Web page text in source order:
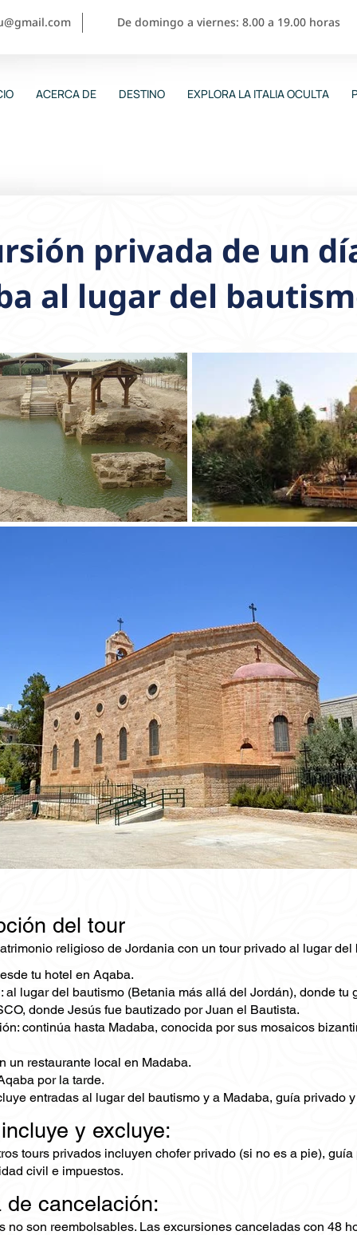
De domingo a viernes: 8.00 a 19.00 horas
ACERCA DE DESTINO EXPLORA LA ITALIA OCULTA
privada de un
al lugar del
del tour
religioso de Jordania con un tour privado al lugar
tu hotel en Aqaba.
al lugar del bautismo (Betania más allá del Jordán), donde
donde Jesús fue bautizado por Juan el Bautista.
continúa hasta Madaba, conocida por sus mosaicos
un restaurante local en Madaba.
por la tarde.
entradas al lugar del bautismo y a Madaba, guía privado
y excluye:
tours privados incluyen chofer privado (si no es a pie),
civil e impuestos.
de cancelación:
no son reembolsables. Las excursiones canceladas con 48